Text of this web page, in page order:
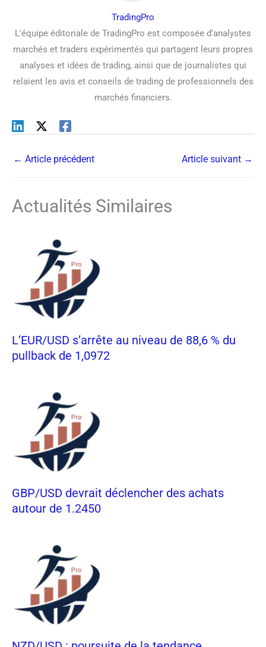
TradingPro
L'équipe éditoriale de TradingPro est composée d'analystes
marchés et traders expérimentés qui partagent leurs propres
analyses et idées de trading, ainsi que de journalistes qui
relaient les avis et conseils de trading de professionnels des
marchés financiers.
← Article précédent Article suivant →
Actualités Similaires
L’EUR/USD s’arrête au niveau de 88,6 % du
pullback de 1,0972
GBP/USD devrait déclencher des achats
autour de 1.2450